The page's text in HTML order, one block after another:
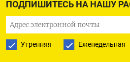
ПОДПИШИТЕСЬ НА НАШУ
Утренняя Еженедельная
Китай захватил